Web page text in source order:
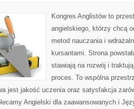
Kongres Anglistów to
angielskiego, którzy chcą
metod nauczania i
kursantami. Strona
stawiają na rozwój i
proces. To wspólna
jest jakość uczenia oraz satysfakcja
Angielski dla zaawansowanych i